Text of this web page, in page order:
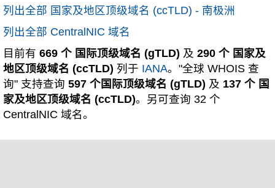
列出全部 国家及地区顶级域名 (ccTLD) - 南极洲
列出全部 CentralNIC 域名
目前有 669 个 国际顶级域名 (gTLD) 及 290 个 国家及
地区顶级域名 (ccTLD) 列于 IANA。"全球 WHOIS 查
询" 支持查询 597 个国际顶级域名 (gTLD) 及 137 个 国
家及地区顶级域名 (ccTLD)。另可查询 32 个
CentralNIC 域名。